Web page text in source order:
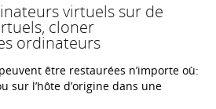
virtuels sur de
cloner
ordinateurs
être restaurées n’importe où:
sur l’hôte d’origine dans une